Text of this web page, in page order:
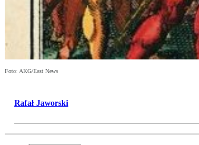
Foto: AKG/East News
Rafał Jaworski